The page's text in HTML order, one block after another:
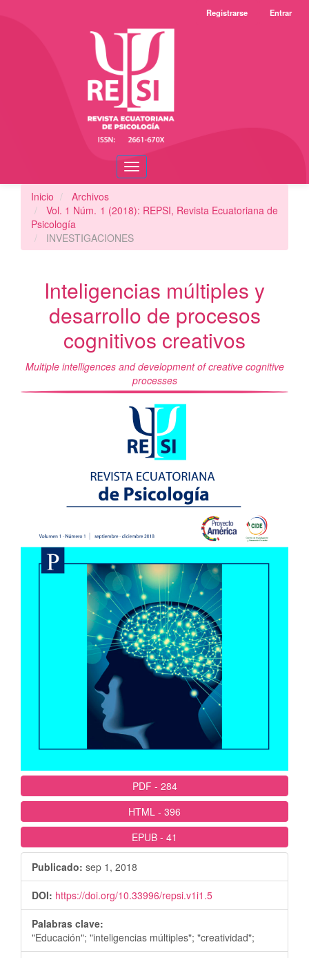
Registrarse Entrar
Toggle
navigation
Inicio
Archivos
Vol. 1 Núm. 1 (2018): REPSI, Revista Ecuatoriana de
Psicología
INVESTIGACIONES
Inteligencias múltiples y
desarrollo de procesos
cognitivos creativos
Multiple intelligences and development of creative cognitive
processes
PDF - 284
HTML - 396
EPUB - 41
Publicado: sep 1, 2018
DOI: https://doi.org/10.33996/repsi.v1i1.5
Palabras clave:
"Educación"; "inteligencias múltiples"; "creatividad";